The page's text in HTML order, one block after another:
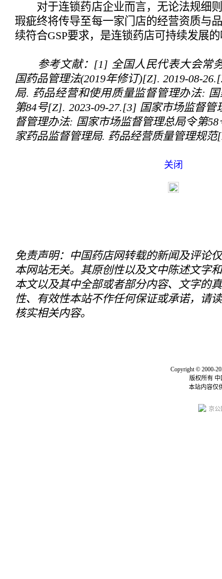
对于连锁药店企业而言，无论法规细则
瑕疵终将传导至每一家门店的经营资质与
续符合GSP要求，是连锁药店可持续发展
参考文献：[1] 全国人民代表大会常
国药品管理法(2019年修订)[Z]. 2019-08-
局. 药品经营和使用质量监督管理办法:
第84号[Z]. 2023-09-27.[3] 国家市场监督
督管理办法: 国家市场监督管理总局令第
家药品监督管理局. 药品经营质量管理规范
关闭
免责声明：中国药店网转载的新闻及评论
本网站无关。其原创性以及文中陈述文字
本文以及其中全部或者部分内容、文字的
性、有效性本站不作任何保证或承诺，请
核实相关内容。
Copyright © 2000-
版权所有
本站内容仅
京公